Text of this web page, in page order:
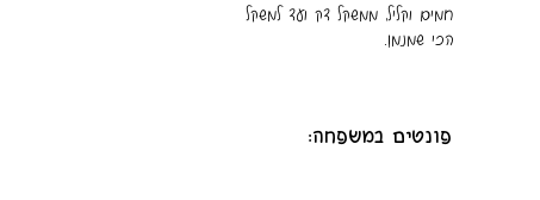
חמים וקליל, ממשקל דק ועד למשקל
הכי שמנמן.
פונטים במשפחה: